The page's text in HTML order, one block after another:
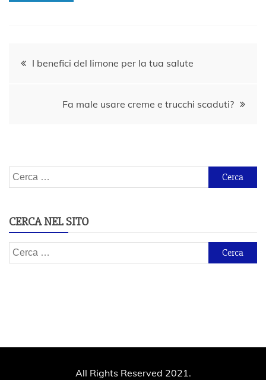
Navigazione
I benefici del limone per la tua salute
Fa male usare creme e trucchi scaduti?
Ricerca
per:
CERCA NEL SITO
Ricerca
per:
All Rights Reserved 2021.